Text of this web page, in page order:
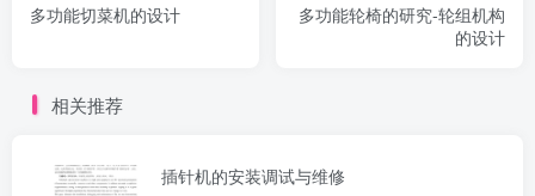
多功能切菜机的设计
多功能轮椅的研究-轮组机构
的设计
相关推荐
插针机的安装调试与维修